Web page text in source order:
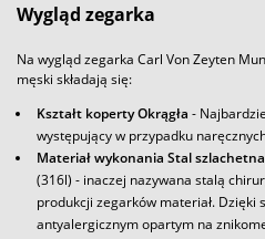
Wygląd zegarka
Na wygląd zegarka Carl Von Zeyten
męski składają się:
Kształt koperty Okrągła -
występujący w przypadku
Materiał wykonania Stal szlachetna
(316l) - inaczej nazywana stalą
produkcji zegarków materiał. Dzięki
antyalergicznym opartym na